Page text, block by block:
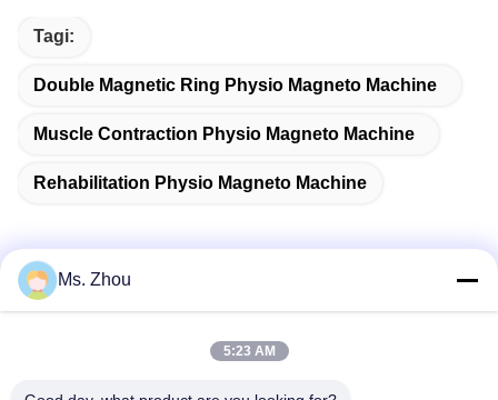
Tagi:
Double Magnetic Ring Physio Magneto Machine
Muscle Contraction Physio Magneto Machine
Rehabilitation Physio Magneto Machine
Ms. Zhou
5:23 AM